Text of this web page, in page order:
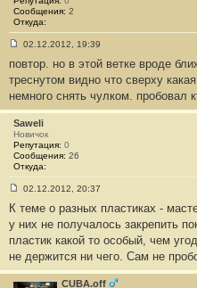
е
#
2
6
Сообщения: 2
Откуда:
о
б
щ
н
и
е
#
2
7
02.12.2012, 19:39
повтор. но в этой ветке вроде
треснутом видно что сверху
немного снять чулком. пробовал
Saweli
Новичок
Репутация: 0
Сообщения: 26
Откуда:
о
б
щ
н
и
е
02.12.2012, 20:37
К теме о разных пластиках -
у них не получалось закрепить
пластик какой то особый, чем
не держится ни чего. Сам не
CUBA.off